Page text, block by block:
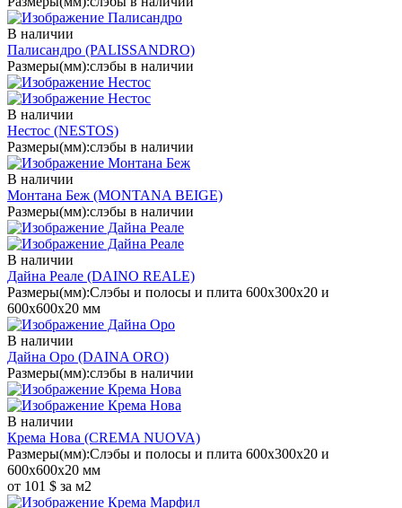
В наличии
Палисандро (PALISSANDRO)
Размеры(мм):слэбы в наличии
В наличии
Нестос (NESTOS)
Размеры(мм):слэбы в наличии
В наличии
Монтана Беж (MONTANA BEIGE)
Размеры(мм):слэбы в наличии
В наличии
Дайна Реале (DAINO REALE)
Размеры(мм):Слэбы и полосы и плита 600х300х20 и
600х600х20 мм
В наличии
Дайна Оро (DAINA ORO)
Размеры(мм):слэбы в наличии
В наличии
Крема Нова (CREMA NUOVA)
Размеры(мм):Слэбы и полосы и плита 600х300х20 и
600х600х20 мм
от 101 $ за м2